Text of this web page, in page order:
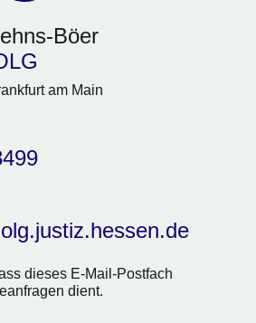
Böer
am Main
dieses E-Mail-Postfach
dient.